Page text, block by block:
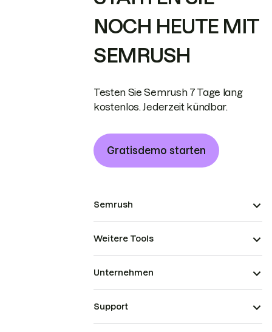
NOCH HEUTE MIT
SEMRUSH
Testen Sie Semrush 7 Tage lang
kostenlos. Jederzeit kündbar.
Gratisdemo starten
Semrush
Weitere Tools
Unternehmen
Support